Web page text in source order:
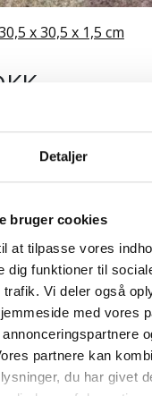
Detaljer
bruger cookies
at tilpasse vores
dig funktioner til
Vi deler også
med vores
partnere kan
du har givet
x 30,5 x 1,5 cm